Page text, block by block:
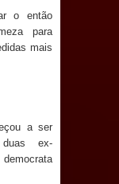
(25)
o então
para
mais
a ser
ex-